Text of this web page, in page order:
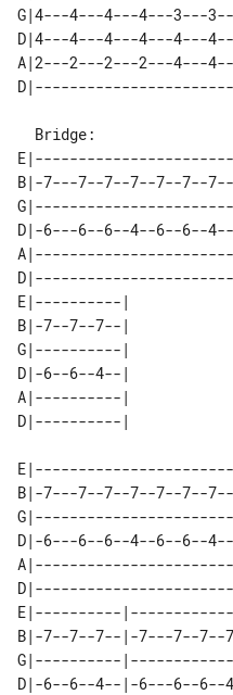
G|4---4---4---4---3---
D|4---4---4---4---4---
A|2---2---2---2---4---
B|-7---7--7--7--7--7--
D|-6---6--6--4--6--6--
E|----------|
B|-7--7--7--|
G|----------|
D|-6--6--4--|
A|----------|
B|-7---7--7--7--7--7--
D|-6---6--6--4--6--6--
E|----------
B|-7--7--7--|-7---7--7--
G|----------
D|-6--6--4--|-6---6--6--